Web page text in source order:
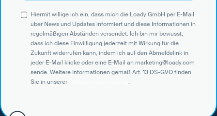
E-Mail an marketing@loady.com sende. Weitere Informationen
gemäß Art. 13 DS-GVO finden Sie in unsererDatenschutzerklärung
Use Cases
Verlader
Hiermit willige ich ein, dass mich die Loady GmbH per E-Mail
über News und Updates informiert und diese Informationen in
regelmäßigen Abständen versendet. Ich bin mir bewusst,
dass ich diese Einwilligung jederzeit mit Wirkung für die
Zukunft widerrufen kann, indem ich auf den Abmeldelink in
jeder E-Mail klicke oder eine E-Mail an marketing@loady.com
sende. Weitere Informationen gemäß Art. 13 DS-GVO finden
Sie in unserer
.